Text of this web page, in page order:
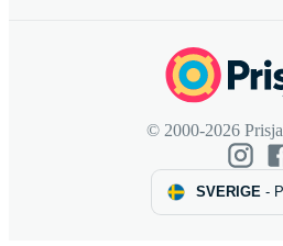
© 2000-2026
SVERIGE-